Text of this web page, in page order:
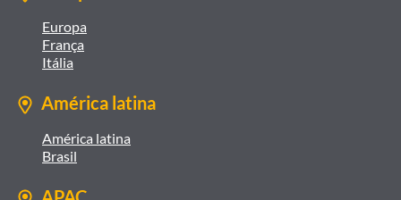
Europa
França
Itália
América latina
América latina
Brasil